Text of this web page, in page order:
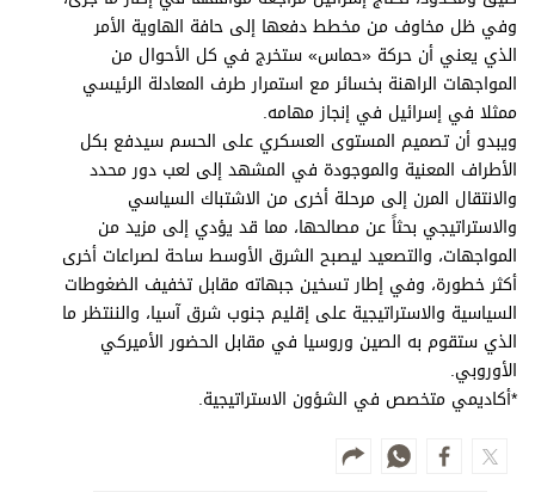
وفي ظل مخاوف من مخطط دفعها إلى حافة الهاوية الأمر
الذي يعني أن حركة «حماس» ستخرج في كل الأحوال من
المواجهات الراهنة بخسائر مع استمرار طرف المعادلة الرئيسي
ممثلا في إسرائيل في إنجاز مهامه.
ويبدو أن تصميم المستوى العسكري على الحسم سيدفع بكل
الأطراف المعنية والموجودة في المشهد إلى لعب دور محدد
والانتقال المرن إلى مرحلة أخرى من الاشتباك السياسي
والاستراتيجي بحثاً عن مصالحها، مما قد يؤدي إلى مزيد من
المواجهات، والتصعيد ليصبح الشرق الأوسط ساحة لصراعات أخرى
أكثر خطورة، وفي إطار تسخين جبهاته مقابل تخفيف الضغوطات
السياسية والاستراتيجية على إقليم جنوب شرق آسيا، والننتظر ما
الذي ستقوم به الصين وروسيا في مقابل الحضور الأميركي
الأوروبي.
*أكاديمي متخصص في الشؤون الاستراتيجية.